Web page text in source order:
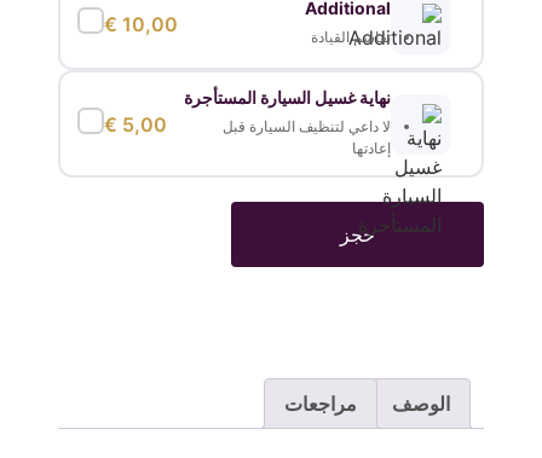
Additional
تقاسم القيادة
€ 10,00
نهاية غسيل السيارة المستأجرة
لا داعي لتنظيف السيارة قبل
إعادتها
€ 5,00
حجز
الوصف مراجعات